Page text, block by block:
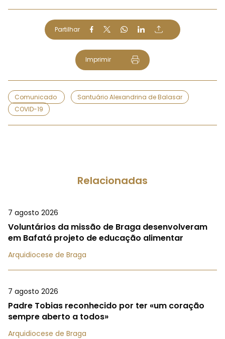
Partilhar
Imprimir
Comunicado
Santuário Alexandrina de Balasar
COVID-19
Relacionadas
7 agosto 2026
Voluntários da missão de Braga desenvolveram
em Bafatá projeto de educação alimentar
Arquidiocese de Braga
7 agosto 2026
Padre Tobias reconhecido por ter «um coração
sempre aberto a todos»
Arquidiocese de Braga